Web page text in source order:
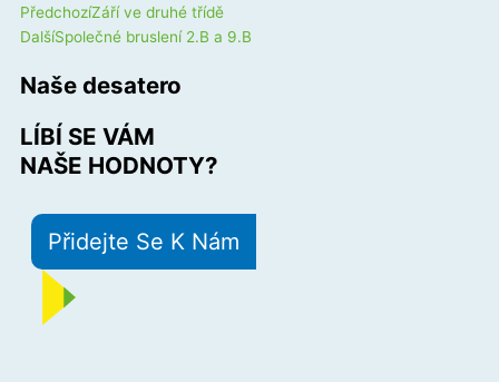
Prev
PředchozíZáří ve druhé třídě
DalšíSpolečné bruslení 2.B a 9.B
Naše desatero
LÍBÍ SE VÁM
NAŠE HODNOTY?
Přidejte Se K Nám